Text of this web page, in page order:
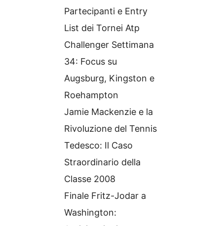
Partecipanti e Entry
List dei Tornei Atp
Challenger Settimana
34: Focus su
Augsburg, Kingston e
Roehampton
Jamie Mackenzie e la
Rivoluzione del Tennis
Tedesco: Il Caso
Straordinario della
Classe 2008
Finale Fritz-Jodar a
Washington: